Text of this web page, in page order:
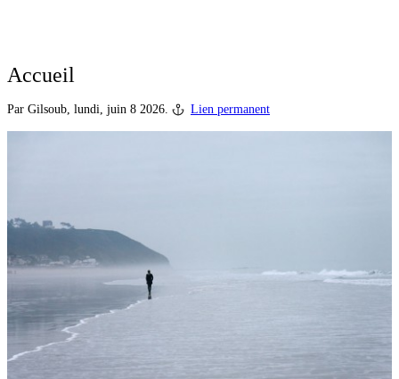
Accueil
Par Gilsoub, lundi, juin 8 2026. Lien permanent